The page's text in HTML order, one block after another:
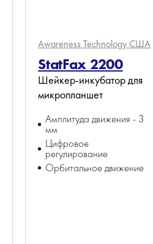
Awareness Technology США
StatFax 2200
Шейкер-инкубатор для
микропланшет
Амплитуда движения - 3
мм
Цифровое
регулирование
Орбитальное движение